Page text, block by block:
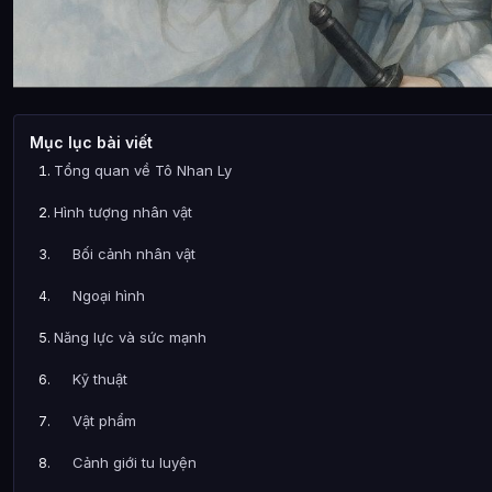
Mục lục bài viết
Tổng quan về Tô Nhan Ly
Hình tượng nhân vật
Bối cảnh nhân vật
Ngoại hình
Năng lực và sức mạnh
Kỹ thuật
Vật phẩm
Cảnh giới tu luyện